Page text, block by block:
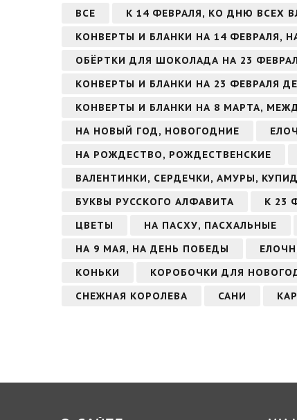
ВСЕ
К 14 ФЕВРАЛЯ, КО ДНЮ ВСЕХ
КОНВЕРТЫ И БЛАНКИ НА 14 ФЕВРАЛЯ,
ОБЁРТКИ ДЛЯ ШОКОЛАДА НА 23
КОНВЕРТЫ И БЛАНКИ НА 23 ФЕВРАЛЯ
КОНВЕРТЫ И БЛАНКИ НА 8 МАРТА,
НА НОВЫЙ ГОД, НОВОГОДНИЕ
НА РОЖДЕСТВО, РОЖДЕСТВЕНСКИЕ
ВАЛЕНТИНКИ, СЕРДЕЧКИ, АМУРЫ,
БУКВЫ РУССКОГО АЛФАВИТА
К 23
ЦВЕТЫ
НА ПАСХУ, ПАСХАЛЬНЫЕ
НА 9 МАЯ, НА ДЕНЬ ПОБЕДЫ
КОНЬКИ
КОРОБОЧКИ ДЛЯ
СНЕЖНАЯ КОРОЛЕВА
САНИ